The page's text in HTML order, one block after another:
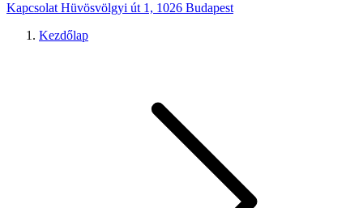
Kapcsolat Hüvösvölgyi út 1, 1026 Budapest
Kezdőlap